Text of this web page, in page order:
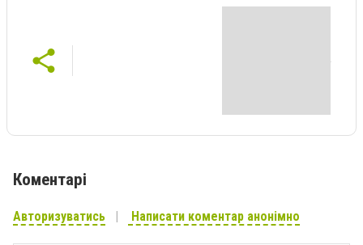
Коментарі
Авторизуватись Написати коментар анонімно